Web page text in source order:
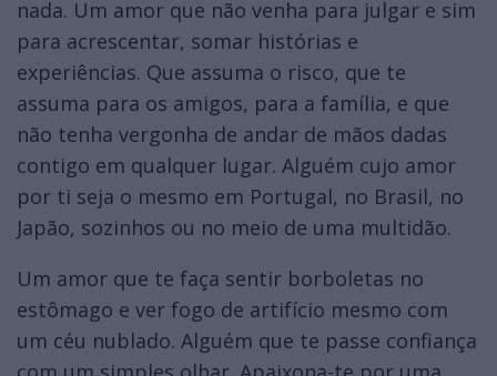
nada. Um amor que não venha para julgar e sim
para acrescentar, somar histórias e
experiências. Que assuma o risco, que te
assuma para os amigos, para a família, e que
não tenha vergonha de andar de mãos dadas
contigo em qualquer lugar. Alguém cujo amor
por ti seja o mesmo em Portugal, no Brasil, no
Japão, sozinhos ou no meio de uma multidão.
Um amor que te faça sentir borboletas no
estômago e ver fogo de artifício mesmo com
um céu nublado. Alguém que te passe confiança